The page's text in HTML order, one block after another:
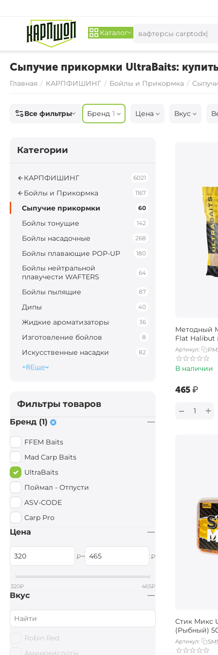
Каталог
Сыпучие прикормки UltraBaits:
Главная / КАРПФИШИНГ / Бойлы и Прикормка /
Все фильтры Бренд 1 Цена Вкус
Методный
Flat Halibut
Артикул:
В наличии
‍465‍₽
+
−
Стик Микс
(Рыбный)
Артикул:
Категории
КАРПФИШИНГ 6021
Бойлы и Прикормка 1167
Сыпучие прикормки 60
Бойлы тонущие 142
Бойлы насадочные 268
Бойлы плавающие POP-UP 180
Бойлы нейтральной
плавучести WAFTERS
64
Бойлы пылящие 87
Дипы 40
Жидкие ароматизаторы 36
Изготовление бойлов 8
Искусственные насадки 82
+8Еще
Фильтры товаров
Бренд (1)
FFEM Baits
Mad Carp Baits
UltraBaits
Поймал - Отпусти
ASV-CODE
Carp Pro
Цена
₽– ₽
320₽ 465₽
Вкус
Robin Red
Аминокислоты